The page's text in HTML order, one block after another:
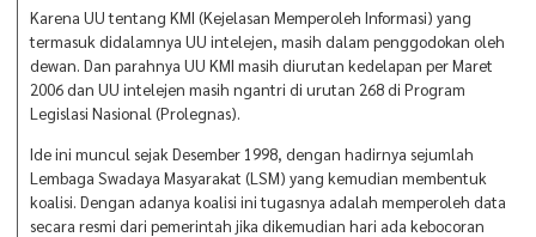
Karena UU tentang KMI (Kejelasan Memperoleh Informasi) yang
termasuk didalamnya UU intelejen, masih dalam penggodokan oleh
dewan. Dan parahnya UU KMI masih diurutan kedelapan per Maret
2006 dan UU intelejen masih ngantri di urutan 268 di Program
Legislasi Nasional (Prolegnas).
Ide ini muncul sejak Desember 1998, dengan hadirnya sejumlah
Lembaga Swadaya Masyarakat (LSM) yang kemudian membentuk
koalisi. Dengan adanya koalisi ini tugasnya adalah memperoleh data
secara resmi dari pemerintah jika dikemudian hari ada kebocoran